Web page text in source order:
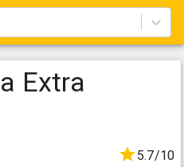
Extra
5.7/10